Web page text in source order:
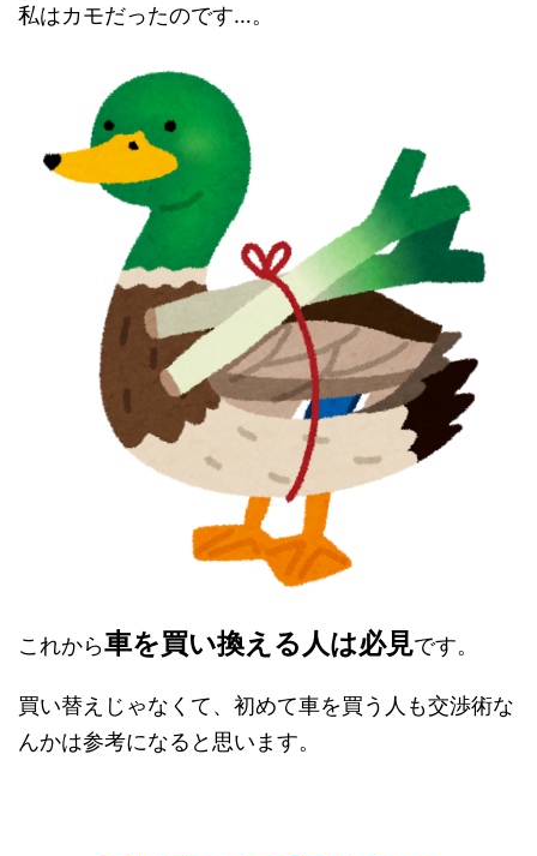
私はカモだったのです…。
これから車を買い換える人は必見です。
買い替えじゃなくて、初めて車を買う人も交渉術な
んかは参考になると思います。